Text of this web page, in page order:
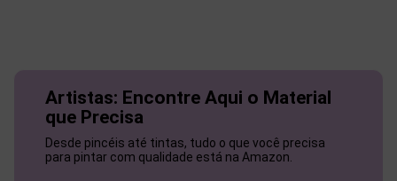
Artistas: Encontre Aqui o Material
que Precisa
Desde pincéis até tintas, tudo o que você precisa
para pintar com qualidade está na Amazon.